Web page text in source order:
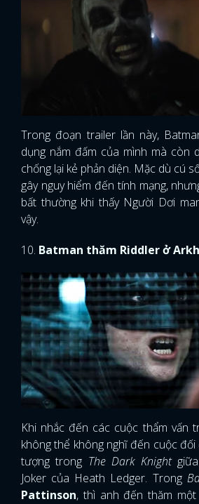
Trong đoạn trailer lần này,
dụng nắm đấm của mình mà còn
chống lại kẻ phản diện. Mặc dù cú
gây nguy hiểm đến tính mạng,
bất thường khi thấy Người Dơi
vậy.
10. Batman thăm Riddler ở
Khi nhắc đến các cuộc thẩm vấn
không thể không nghĩ đến cuộc
tượng trong The Dark Knightgiữa
Joker của Heath Ledger. Trong
Pattinson, thì anh đến thăm